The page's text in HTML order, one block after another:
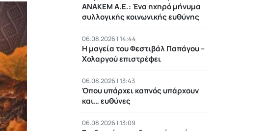
ΑΝΑΚΕΜ Α.Ε.: Ένα ηχηρό μήνυμα
συλλογικής κοινωνικής ευθύνης
06.08.2026 | 14:44
Η μαγεία του Φεστιβάλ Παπάγου –
Χολαργού επιστρέφει
06.08.2026 | 13:43
Όπου υπάρχει καπνός υπάρχουν
και… ευθύνες
06.08.2026 | 13:09